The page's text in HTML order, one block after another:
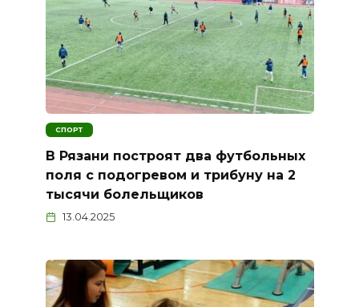
СПОРТ
В Рязани построят два футбольных
поля с подогревом и трибуну на 2
тысячи болельщиков
13.04.2025